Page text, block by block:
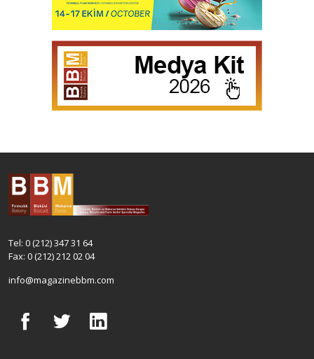
Tel: 0 (212) 347 31 64
Fax: 0 (212) 212 02 04
info@magazinebbm.com